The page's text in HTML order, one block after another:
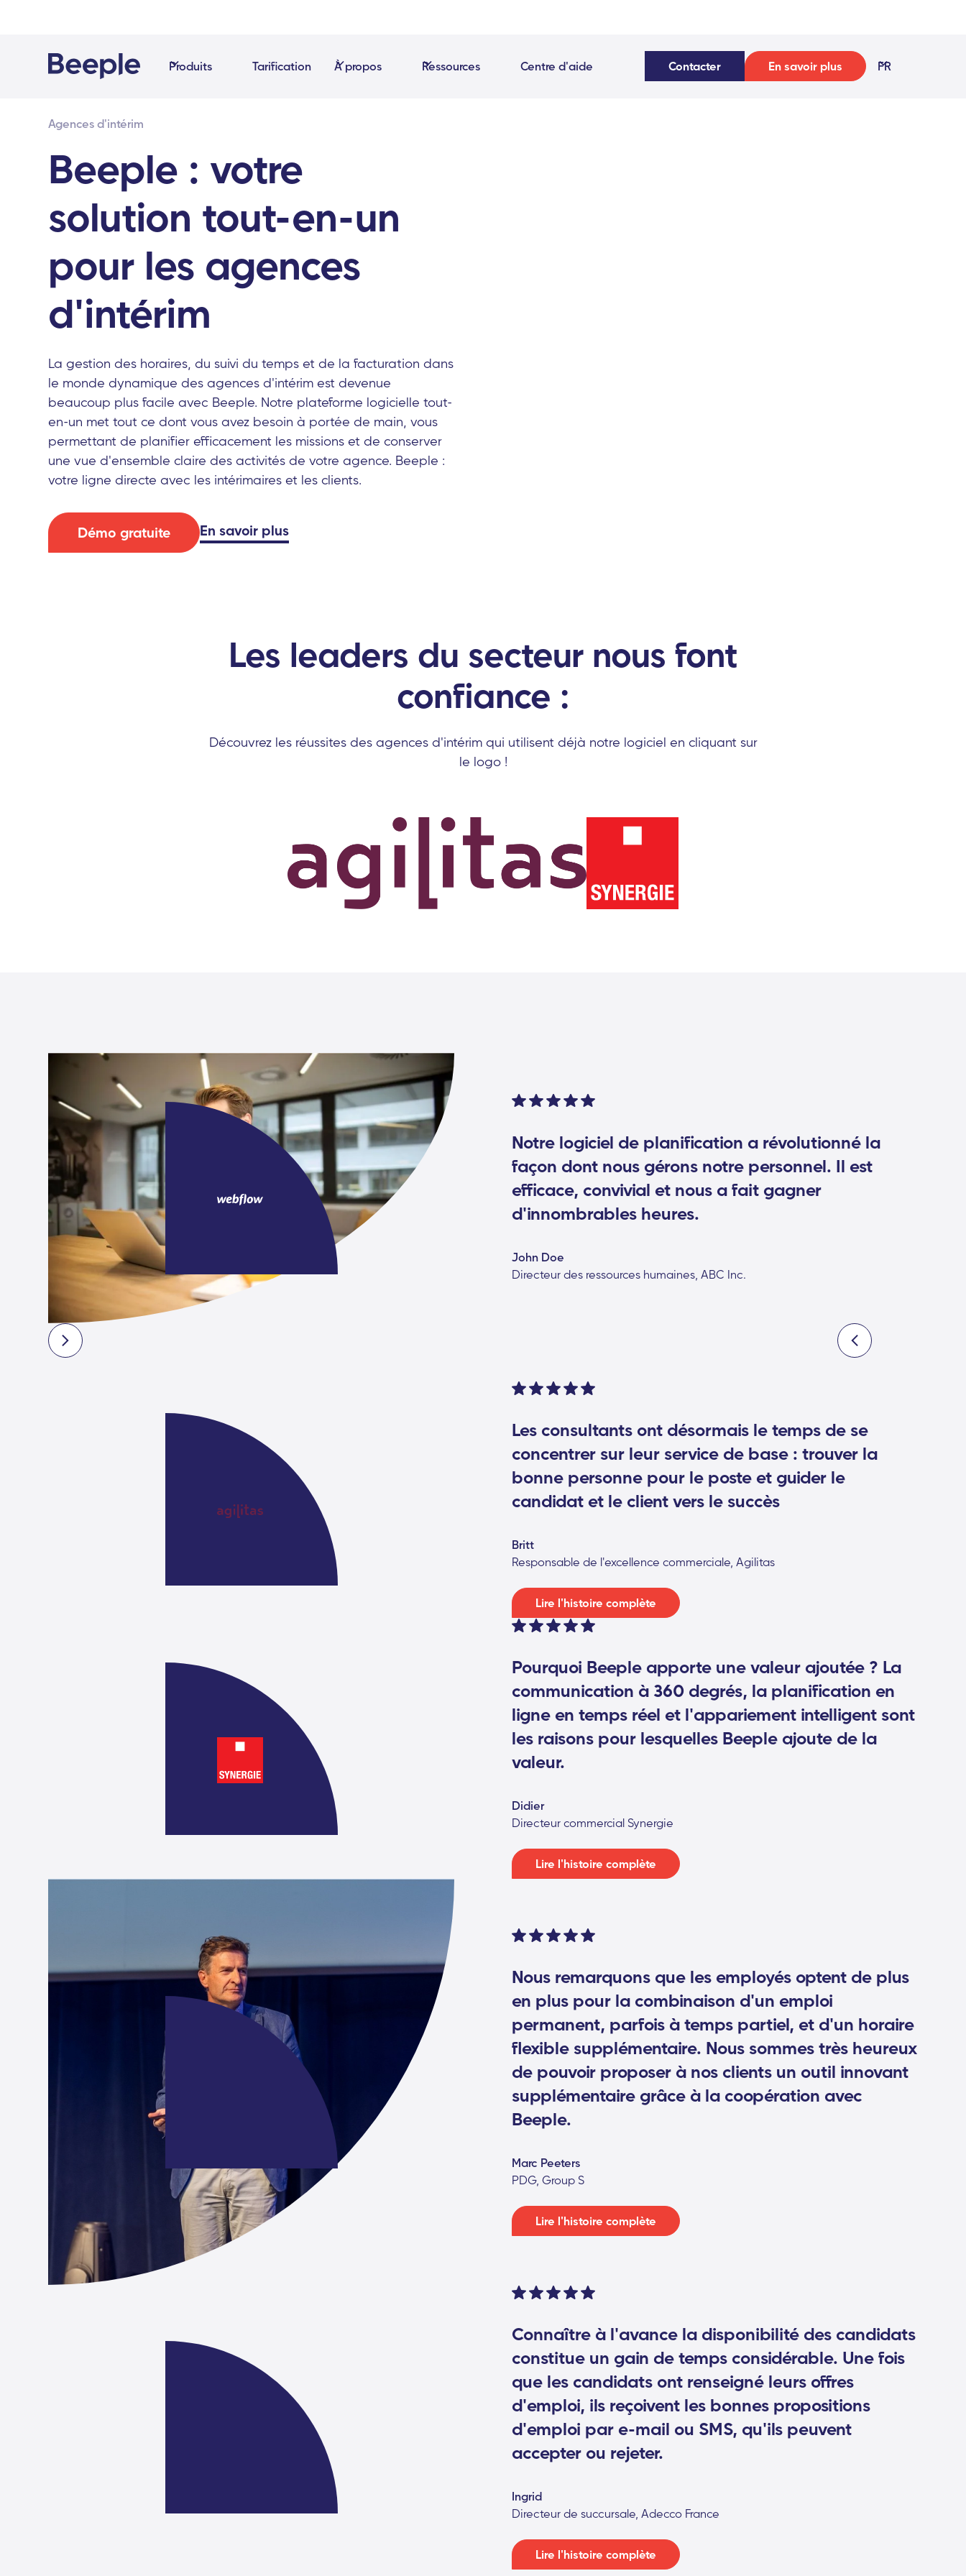
Produits Tarification À propos Ressources Centre d'aide Contacter En savoir plus FR
Agences d'intérim
Beeple : votre
solution tout-en-un
pour les agences
d'intérim
La gestion des horaires, du suivi du temps et de la facturation dans
le monde dynamique des agences d'intérim est devenue
beaucoup plus facile avec Beeple. Notre plateforme logicielle tout-
en-un met tout ce dont vous avez besoin à portée de main, vous
permettant de planifier efficacement les missions et de conserver
une vue d'ensemble claire des activités de votre agence. Beeple :
votre ligne directe avec les intérimaires et les clients.
Démo gratuite En savoir plus
Les leaders du secteur nous font
confiance :
Découvrez les réussites des agences d'intérim qui utilisent déjà notre logiciel en cliquant sur
le logo !
Notre logiciel de planification a révolutionné la
façon dont nous gérons notre personnel. Il est
efficace, convivial et nous a fait gagner
d'innombrables heures.
John Doe
Directeur des ressources humaines, ABC Inc.
Les consultants ont désormais le temps de se
concentrer sur leur service de base : trouver la
bonne personne pour le poste et guider le
candidat et le client vers le succès
Britt
Responsable de l'excellence commerciale, Agilitas
Lire l'histoire complète
Pourquoi Beeple apporte une valeur ajoutée ? La
communication à 360 degrés, la planification en
ligne en temps réel et l'appariement intelligent sont
les raisons pour lesquelles Beeple ajoute de la
valeur.
Didier
Directeur commercial Synergie
Lire l'histoire complète
Nous remarquons que les employés optent de plus
en plus pour la combinaison d'un emploi
permanent, parfois à temps partiel, et d'un horaire
flexible supplémentaire. Nous sommes très heureux
de pouvoir proposer à nos clients un outil innovant
supplémentaire grâce à la coopération avec
Beeple.
Marc Peeters
PDG, Group S
Lire l'histoire complète
Connaître à l'avance la disponibilité des candidats
constitue un gain de temps considérable. Une fois
que les candidats ont renseigné leurs offres
d'emploi, ils reçoivent les bonnes propositions
d'emploi par e-mail ou SMS, qu'ils peuvent
accepter ou rejeter.
Ingrid
Directeur de succursale, Adecco France
Lire l'histoire complète